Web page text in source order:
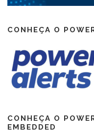
CONHEÇA O
CONHEÇA O
EMBEDDED